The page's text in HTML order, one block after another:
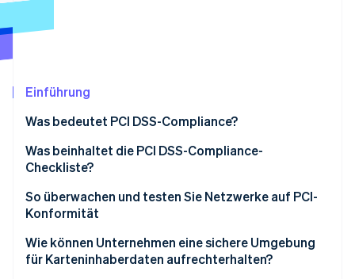
Betrugsprävention
Atlas
Online-Identitätsprüfung
Jetzt ansehen
Einführung
Was bedeutet PCI DSS-Compliance?
Was beinhaltet die PCI DSS-Compliance-
Checkliste?
1. Firewalls installieren und warten
vermeiden
So überwachen und testen Sie Netzwerke auf PCI-
Konformität
Protokollierung und Überwachung
Wie können Unternehmen eine sichere Umgebung
für Karteninhaberdaten aufrechterhalten?